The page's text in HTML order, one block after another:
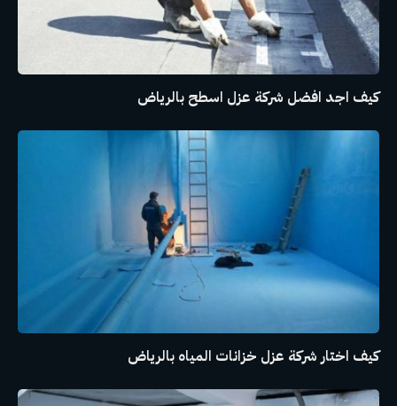
كيف اجد افضل شركة عزل اسطح بالرياض
كيف اختار شركة عزل خزانات المياه بالرياض